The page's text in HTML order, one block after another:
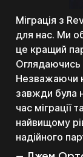
Міграція з
для нас. Ми
це кращий
Оглядаючись
Незважаючи
завжди була
час міграції
найвищому
надійного
Almus
кожен з
монетизації.
критично,
Ми
дався
його разом з
однією
метрики, які
Adapty — наш
Кайл Сміт